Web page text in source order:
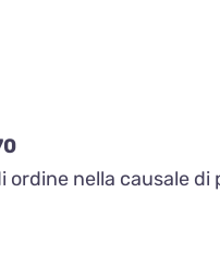
ordine nella causale di